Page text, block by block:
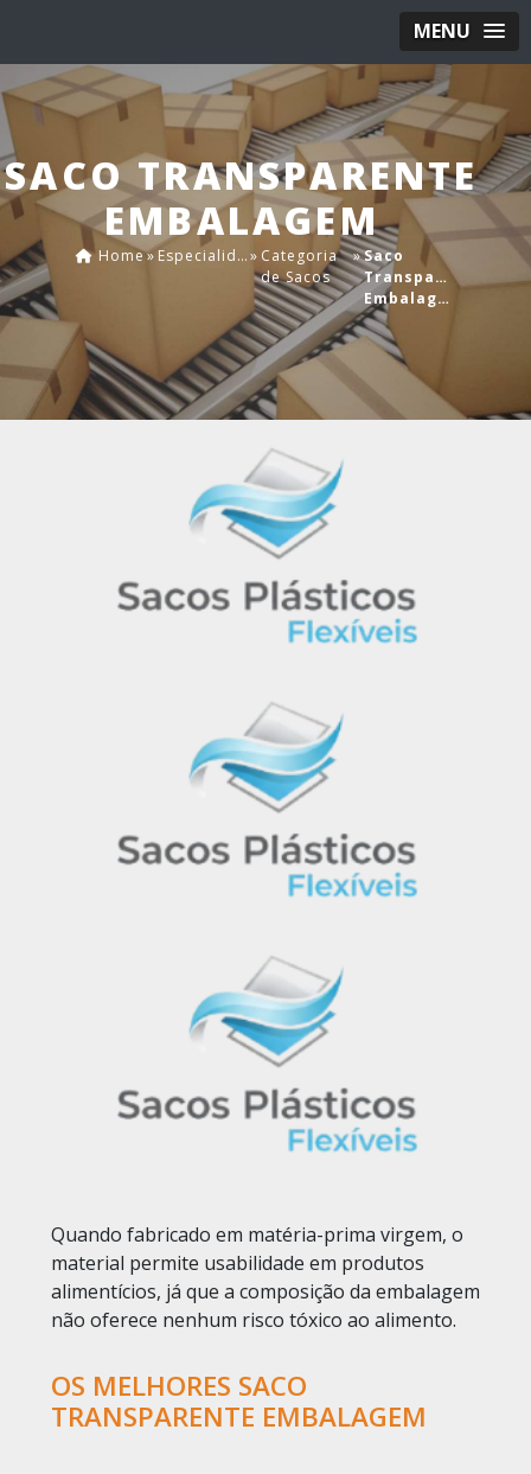
MENU
SACO TRANSPARENTE
EMBALAGEM
Home» Especialidades » Categoria
de Sacos
»Saco
Transparente
Embalagem
Quando fabricado em matéria-prima virgem, o
material permite usabilidade em produtos
alimentícios, já que a composição da embalagem
não oferece nenhum risco tóxico ao alimento.
OS MELHORES SACO
TRANSPARENTE EMBALAGEM